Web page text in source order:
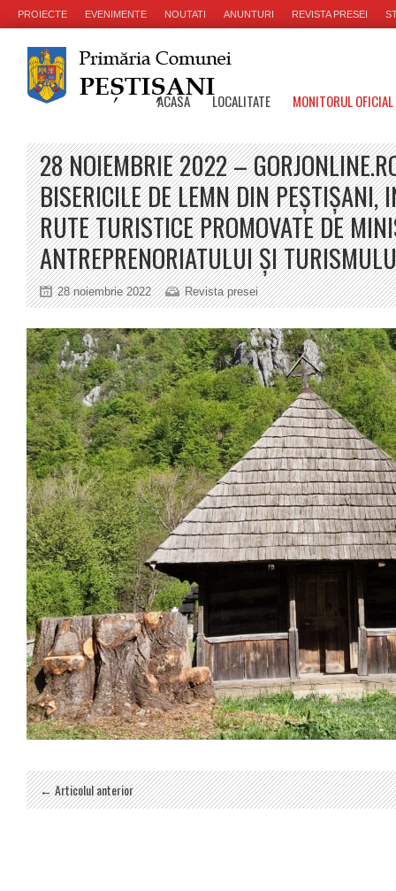
PROIECTE EVENIMENTE NOUTATI ANUNTURI REVISTA PRESEI
ACASA LOCALITATE MONITORUL
28 NOIEMBRIE 2022 –
BISERICILE DE LEMN DIN PEȘTIȘANI,
RUTE TURISTICE PROMOVATE DE
ANTREPRENORIATULUI ȘI
28 noiembrie 2022 Revista presei
← Articolul anterior